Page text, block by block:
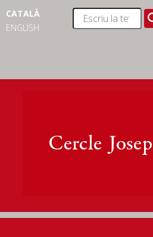
CATALÀ
ENGLISH